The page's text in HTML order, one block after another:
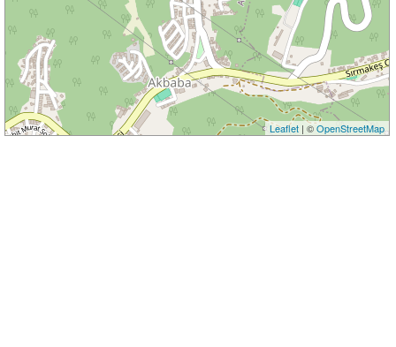
Leaflet| ©OpenStreetMap